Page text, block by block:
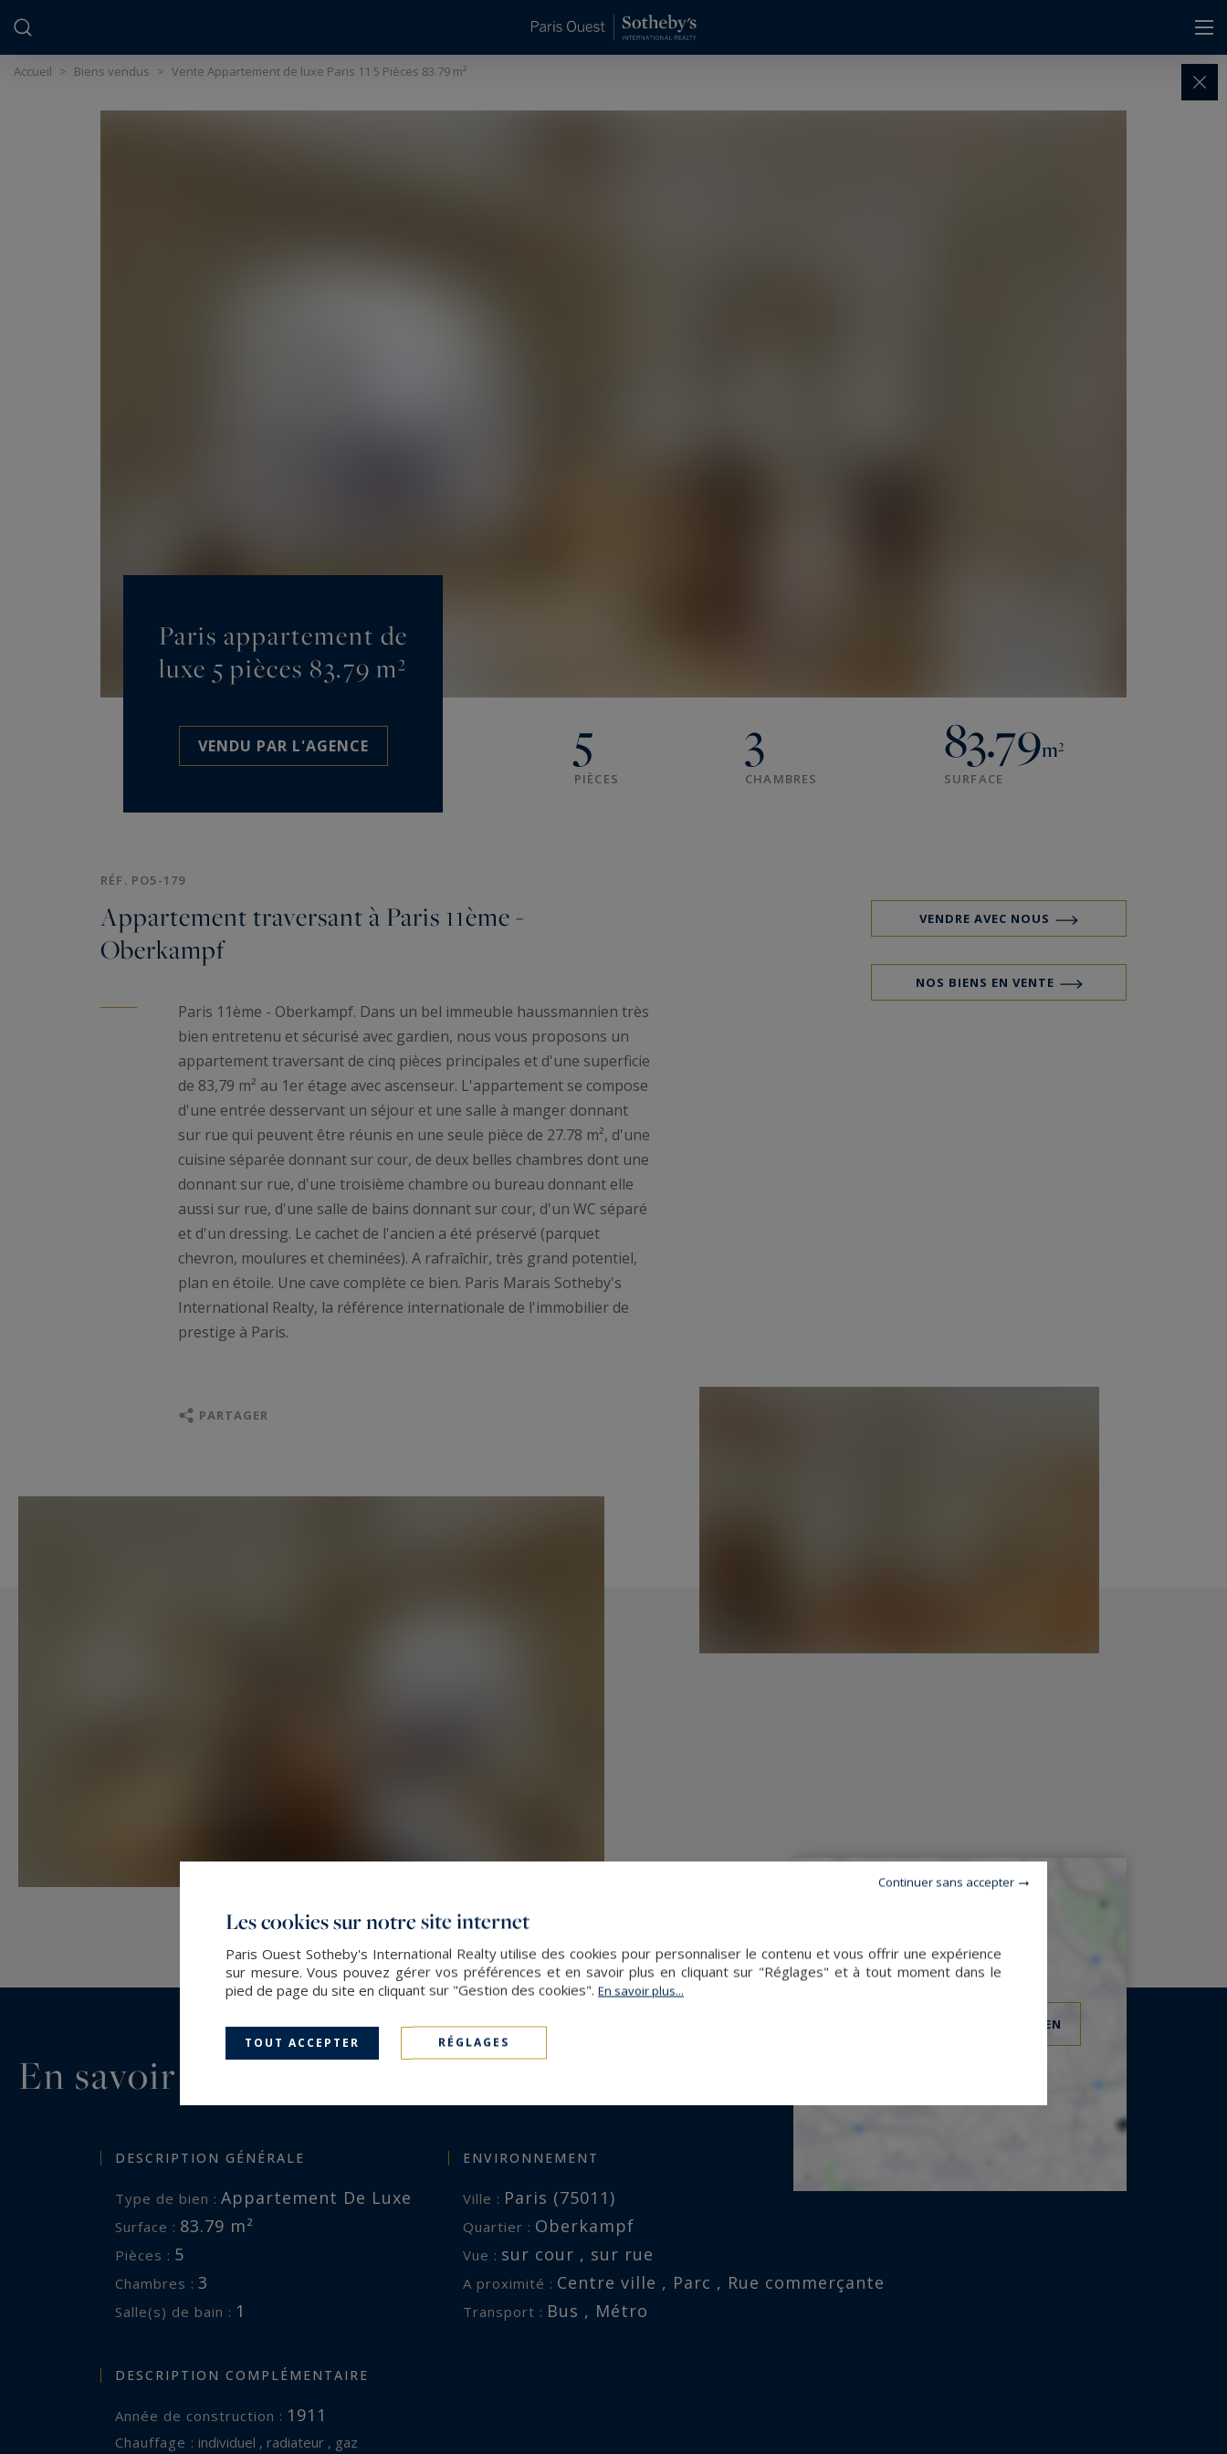
Accueil > Biens vendus > Vente Appartement de luxe Paris 11 5 Pièces 83.79 m²
Paris appartement de
luxe 5 pièces 83.79 m²
VENDU PAR L'AGENCE 5
PIÈCES
3
CHAMBRES
83.79m²
SURFACE
RÉF. PO5-179
Appartement traversant à Paris 11ème -
Oberkampf
Paris 11ème - Oberkampf. Dans un bel immeuble haussmannien très
bien entretenu et sécurisé avec gardien, nous vous proposons un
appartement traversant de cinq pièces principales et d'une superficie
de 83,79 m² au 1er étage avec ascenseur. L'appartement se compose
d'une entrée desservant un séjour et une salle à manger donnant
sur rue qui peuvent être réunis en une seule pièce de 27.78 m², d'une
cuisine séparée donnant sur cour, de deux belles chambres dont une
donnant sur rue, d'une troisième chambre ou bureau donnant elle
aussi sur rue, d'une salle de bains donnant sur cour, d'un WC séparé
et d'un dressing. Le cachet de l'ancien a été préservé (parquet
chevron, moulures et cheminées). A rafraîchir, très grand potentiel,
plan en étoile. Une cave complète ce bien. Paris Marais Sotheby's
International Realty, la référence internationale de l'immobilier de
prestige à Paris.
PARTAGER
VENDRE AVEC NOUS
NOS BIENS EN VENTE
En savoir plus...
DESCRIPTION GÉNÉRALE
Type de bien : Appartement De Luxe
Surface : 83.79 m²
Pièces : 5
Chambres : 3
Salle(s) de bain : 1
ENVIRONNEMENT
Ville : Paris (75011)
Quartier : Oberkampf
Vue : sur cour , sur rue
A proximité : Centre ville , Parc , Rue commerçante
Transport : Bus , Métro
DESCRIPTION COMPLÉMENTAIRE
Année de construction : 1911
Chauffage : individuel , radiateur , gaz
VOIR L'EMPLACEMENT DU BIEN
Les cookies sur notre site internet
Paris Ouest Sotheby's International Realty utilise des cookies pour personnaliser le contenu et vous offrir une expérience
sur mesure. Vous pouvez gérer vos préférences et en savoir plus en cliquant sur "Réglages" et à tout moment dans le
pied de page du site en cliquant sur "Gestion des cookies". En savoir plus...
TOUT ACCEPTER RÉGLAGES
Continuer sans accepter